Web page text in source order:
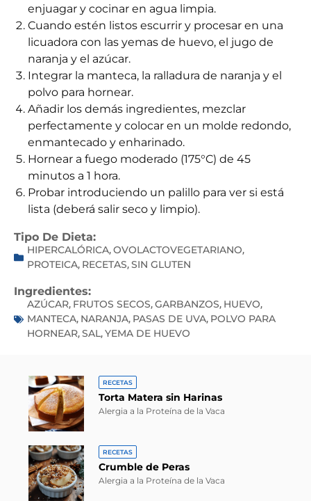
enjuagar y cocinar en agua limpia.
Cuando estén listos escurrir y procesar en una
licuadora con las yemas de huevo, el jugo de
naranja y el azúcar.
Integrar la manteca, la ralladura de naranja y el
polvo para hornear.
Añadir los demás ingredientes, mezclar
perfectamente y colocar en un molde redondo,
enmantecado y enharinado.
Hornear a fuego moderado (175°C) de 45
minutos a 1 hora.
Probar introduciendo un palillo para ver si está
lista (deberá salir seco y limpio).
Tipo De Dieta:
HIPERCALÓRICA,OVOLACTOVEGETARIANO,
PROTEICA, RECETAS,SIN GLUTEN
Ingredientes:
AZÚCAR, FRUTOS SECOS,GARBANZOS, HUEVO,
MANTECA, NARANJA, PASAS DE UVA, POLVO PARA
HORNEAR,SAL,YEMA DE HUEVO
RECETAS
Torta Matera sin Harinas
Alergia a la Proteína de la Vaca
RECETAS
Crumble de Peras
Alergia a la Proteína de la Vaca